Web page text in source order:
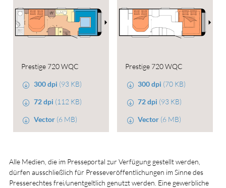
Prestige 720 WQC
300 dpi (93 KB)
72 dpi (112 KB)
Vector (6 MB)
Prestige 720 WQC
300 dpi (70 KB)
72 dpi (93 KB)
Vector (6 MB)
Alle Medien, die im Presseportal zur Verfügung gestellt werden,
dürfen ausschließlich für Presseveröffentlichungen im Sinne des
Presserechtes frei/unentgeltlich genutzt werden. Eine gewerbliche